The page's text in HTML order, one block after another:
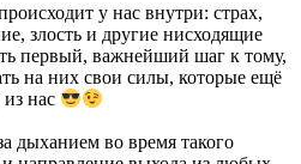
у нас внутри: страх,
злость и другие нисходящие
первый, важнейший шаг к тому,
на них свои силы, которые ещё
нас
дыханием во время такого